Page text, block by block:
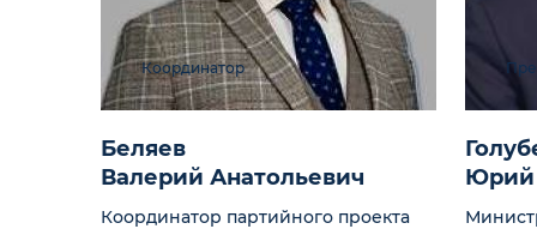
Координатор
Беляев
Валерий Анатольевич
Координатор партийного проекта
Юрий